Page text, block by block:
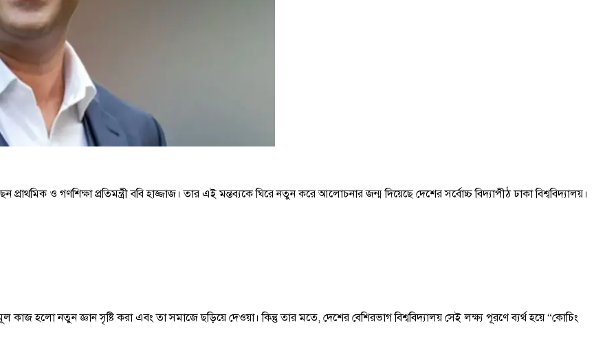
প্রাথমিক ও গণশিক্ষা প্রতিমন্ত্রী ববি হাজ্জাজ। তার এই মন্তব্যকে ঘিরে নতুন করে আলোচনার জন্ম দিয়েছে দেশের সর্বোচ্চ বিদ্যাপীঠ ঢাকা বিশ্ববিদ্যালয়।
কাজ হলো নতুন জ্ঞান সৃষ্টি করা এবং তা সমাজে ছড়িয়ে দেওয়া। কিন্তু তার মতে, দেশের বেশিরভাগ বিশ্ববিদ্যালয় সেই লক্ষ্য পূরণে ব্যর্থ হয়ে “কোচিং